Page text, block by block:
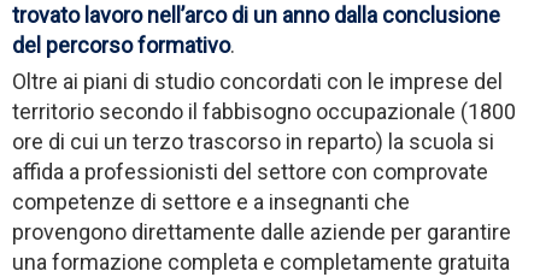
trovato lavoro nell’arco di un anno dalla conclusione
del percorso formativo.
Oltre ai piani di studio concordati con le imprese del
territorio secondo il fabbisogno occupazionale (1800
ore di cui un terzo trascorso in reparto) la scuola si
affida a professionisti del settore con comprovate
competenze di settore e a insegnanti che
provengono direttamente dalle aziende per garantire
una formazione completa e completamente gratuita